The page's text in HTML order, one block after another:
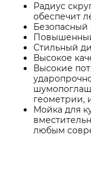
Радиус
обеспечит
Безопасный
Стильный
Высокое
Высокие
геометрии,
Мойка для
любым